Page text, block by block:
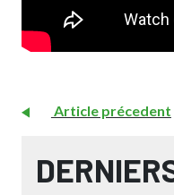
Article précedent